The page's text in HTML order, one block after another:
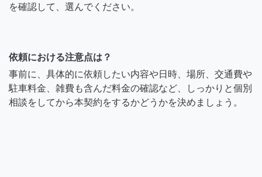
を確認して、選んでください。
依頼における注意点は？
事前に、具体的に依頼したい内容や日時、場所、交通費や
駐車料金、雑費も含んだ料金の確認など、しっかりと個別
相談をしてから本契約をするかどうかを決めましょう。